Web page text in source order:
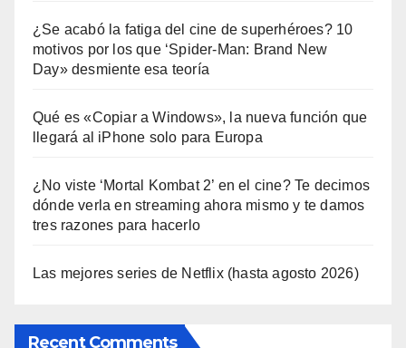
¿Se acabó la fatiga del cine de superhéroes? 10
motivos por los que ‘Spider-Man: Brand New
Day» desmiente esa teoría
Qué es «Copiar a Windows», la nueva función que
llegará al iPhone solo para Europa
¿No viste ‘Mortal Kombat 2’ en el cine? Te decimos
dónde verla en streaming ahora mismo y te damos
tres razones para hacerlo
Las mejores series de Netflix (hasta agosto 2026)
Recent Comments